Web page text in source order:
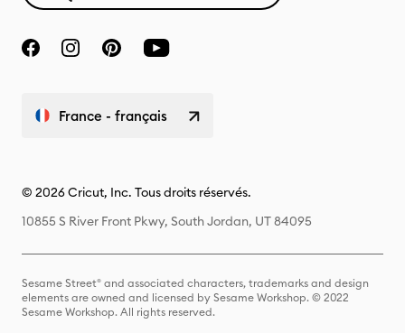
France - français
© 2026 Cricut, Inc. Tous droits réservés.
10855 S River Front Pkwy, South Jordan, UT 84095
Sesame Street® and associated characters, trademarks and design
elements are owned and licensed by Sesame Workshop. © 2022
Sesame Workshop. All rights reserved.